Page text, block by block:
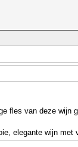
fles van deze wijn
elegante wijn